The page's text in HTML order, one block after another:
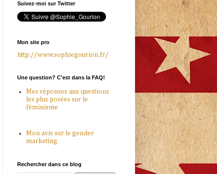
Suivez-moi sur Twitter
Mon site pro
http://www.sophiegourion.fr/
Une question? C'est dans la FAQ!
Mes réponses aux questions
les plus posées sur le
féminisme
Mon avis sur le gender
marketing
Rechercher dans ce blog